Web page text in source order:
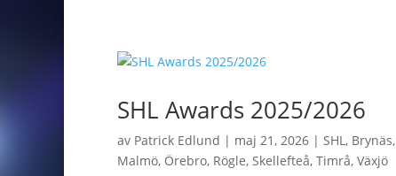
SHL Awards 2025/2026
av Patrick Edlund | maj 21, 2026 | SHL, Brynäs,
Malmö, Örebro, Rögle, Skellefteå, Timrå, Växjö